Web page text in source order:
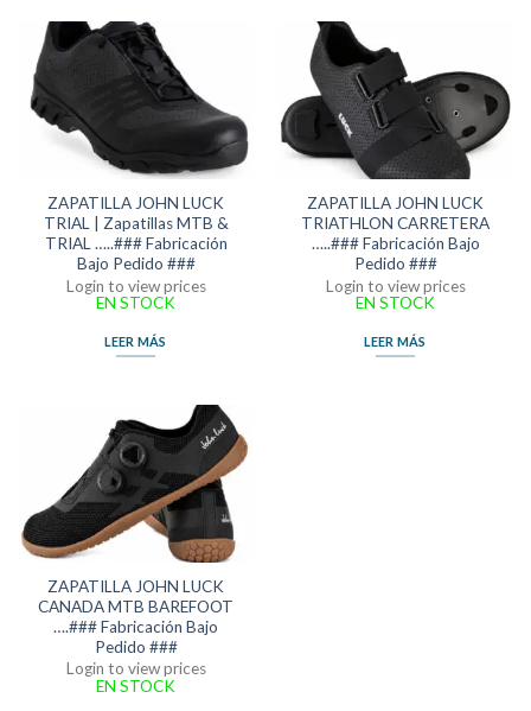
ZAPATILLA JOHN LUCK
TRIAL | Zapatillas MTB &
TRIAL …..### Fabricación
Bajo Pedido ###
Login to view prices
EN STOCK
LEER MÁS
ZAPATILLA JOHN LUCK
TRIATHLON CARRETERA
…..### Fabricación Bajo
Pedido ###
Login to view prices
EN STOCK
LEER MÁS
ZAPATILLA JOHN LUCK
CANADA MTB BAREFOOT
….### Fabricación Bajo
Pedido ###
Login to view prices
EN STOCK